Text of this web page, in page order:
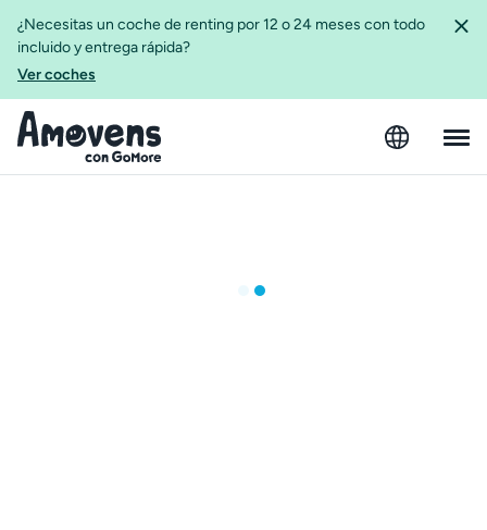
¿Necesitas un coche de renting por 12 o 24 meses con todo
incluido y entrega rápida?
Ver coches